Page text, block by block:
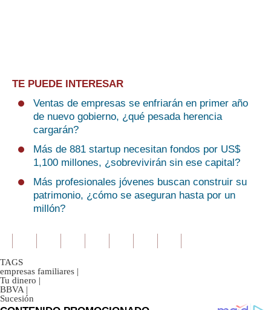
TE PUEDE INTERESAR
Ventas de empresas se enfriarán en primer año
de nuevo gobierno, ¿qué pesada herencia
cargarán?
Más de 881 startup necesitan fondos por US$
1,100 millones, ¿sobrevivirán sin ese capital?
Más profesionales jóvenes buscan construir su
patrimonio, ¿cómo se aseguran hasta por un
millón?
TAGS
empresas familiares |
Tu dinero |
BBVA |
Sucesión